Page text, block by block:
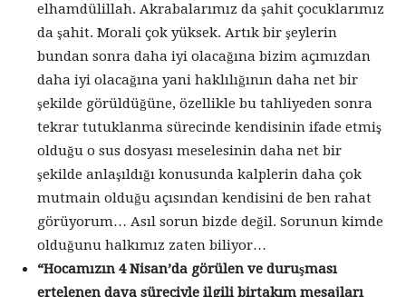
elhamdülillah. Akrabalarımız da şahit çocuklarımız
da şahit. Morali çok yüksek. Artık bir şeylerin
bundan sonra daha iyi olacağına bizim açımızdan
daha iyi olacağına yani haklılığının daha net bir
şekilde görüldüğüne, özellikle bu tahliyeden sonra
tekrar tutuklanma sürecinde kendisinin ifade etmiş
olduğu o sus dosyası meselesinin daha net bir
şekilde anlaşıldığı konusunda kalplerin daha çok
mutmain olduğu açısından kendisini de ben rahat
görüyorum… Asıl sorun bizde değil. Sorunun kimde
olduğunu halkımız zaten biliyor…
“Hocamızın 4 Nisan’da görülen ve duruşması
ertelenen dava süreciyle ilgili birtakım mesajları